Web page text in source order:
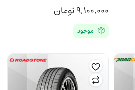
۹,۱۰۰,۰۰۰تومان
موجود